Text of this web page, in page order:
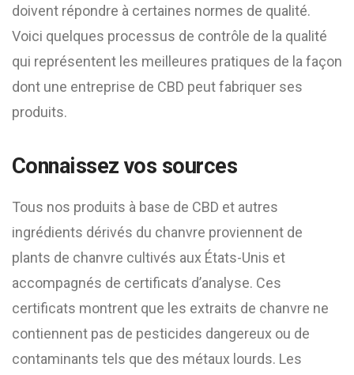
doivent répondre à certaines normes de qualité.
Voici quelques processus de contrôle de la qualité
qui représentent les meilleures pratiques de la façon
dont une entreprise de CBD peut fabriquer ses
produits.
Connaissez vos sources
Tous nos produits à base de CBD et autres
ingrédients dérivés du chanvre proviennent de
plants de chanvre cultivés aux États-Unis et
accompagnés de certificats d’analyse. Ces
certificats montrent que les extraits de chanvre ne
contiennent pas de pesticides dangereux ou de
contaminants tels que des métaux lourds. Les